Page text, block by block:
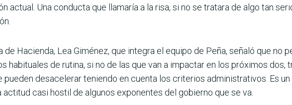
actual. Una conducta que llamaría a la risa, si no se tratara de algo tan
de Hacienda, Lea Gimé­nez, que integra el equipo de Peña, señaló que no
habituales de rutina, si no de las que van a impactar en los próximos dos,
pueden desacelerar teniendo en cuenta los criterios admi­nistrativos. Es
acti­tud casi hostil de algunos exponentes del gobierno que se va.